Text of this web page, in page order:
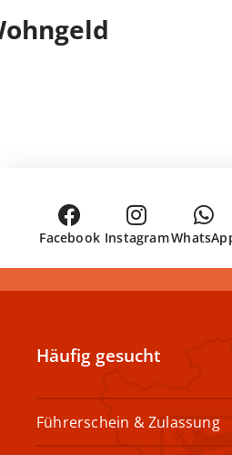
Facebook Instagram
Häufig gesucht
Führerschein & Zulassung